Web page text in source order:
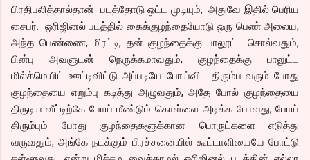
பிரதிபலித்தால்தான் படத்தோடு ஒட்ட முடியும், அதுவே இதில் பெரிய
சைபர். ஒரிஜினல் படத்தில் கைக்குழந்தையோடு ஒரு பெண் அலைய,
அந்த பெண்ணை, மிரட்டி, தன் குழந்தைக்கு பாலூட்ட சொல்வதும்,
பின்பு அவளுடன் நெருக்கமாவதும், குழந்தைக்கு பாலுட்ட
மில்க்மெயிட் ஊட்டிவிட்டு அப்படியே போய்விட திரும்ப வரும் போது
குழந்தையை எறும்பு கடித்து அழுவதும், அதே போல் குழந்தையை
திருடிய வீட்டிற்கே போய் மீண்டும் கொள்ளை அடிக்க போவது, போய்
திரும்பும் போது குழந்தைகளூக்கான பொருட்களை எடுத்து
வருவதும், அங்கே நடக்கும் பிரச்சனையில் கூட்டாளியையே போட்டு